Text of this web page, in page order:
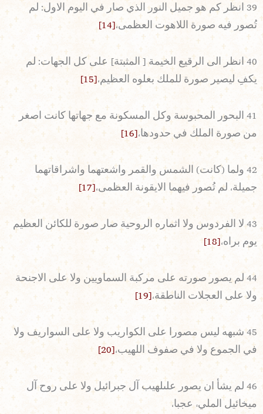
39 انظر كم هو جميل النور الذي صار في اليوم الاول: لم
تُصور فيه صورة اللاهوت العظمى،[14]
40 انظر الى الرقيع الخيمة [ المثبتة] على كل الجهات: لم
يكفِ ليصير صورة للملك بعلوه العظيم، [15]
41 البحور المحبوسة وكل المسكونة مع جهاتها كانت اصغر
من صورة الملك في حدودها، [16]
42 ولما (كانت) الشمس والقمر واشعتهما واشراقاتهما
جميلة، لم تُصور فيهما الايقونة العظمى، [17]
43 لا الفردوس ولا اثماره الروحية صار صورة للكائن العظيم
يوم براه، [18]
44 لم يصور صورته على مركبة السماويين ولا على الاجنحة
ولا على العجلات الناطقة، [19]
45 شبهه ليس مصورا على الكواريب ولا على السواريف ولا
في الجموع ولا في صفوف اللهيب،[20]
46 لم يشأ ان يصور علىلهيب آل جبرائيل ولا على روح آل
ميخائيل المليء عجبا،